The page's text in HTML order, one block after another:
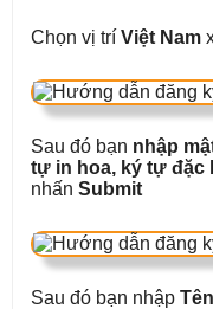
Chọn vị trí Việt Nam
Sau đó bạn nhập
tự in hoa, ký tự đặc
nhấn Submit
Sau đó bạn nhập